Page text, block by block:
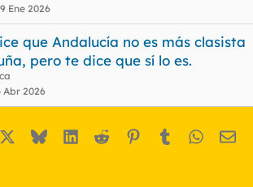
Ene 2026
que Andalucía no es más clasista
pero te dice que sí lo es.
Abr 2026
BlueskyLinkedIn
Reddit Pinterest
Tumblr